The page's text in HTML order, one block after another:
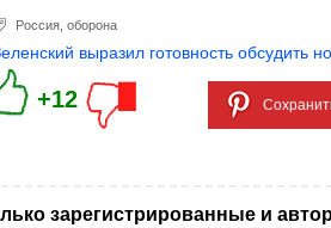
Россия оборона
выразил готовность обсудить
+12
зарегистрированные и